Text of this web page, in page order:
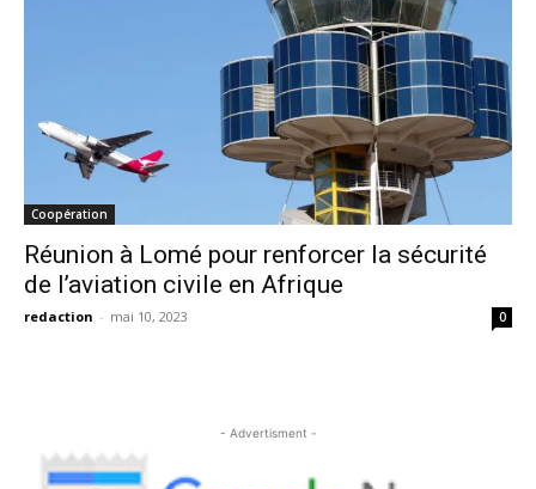
Coopération
Réunion à Lomé pour renforcer la sécurité
de l’aviation civile en Afrique
redaction - mai 10, 2023 0
- Advertisment -